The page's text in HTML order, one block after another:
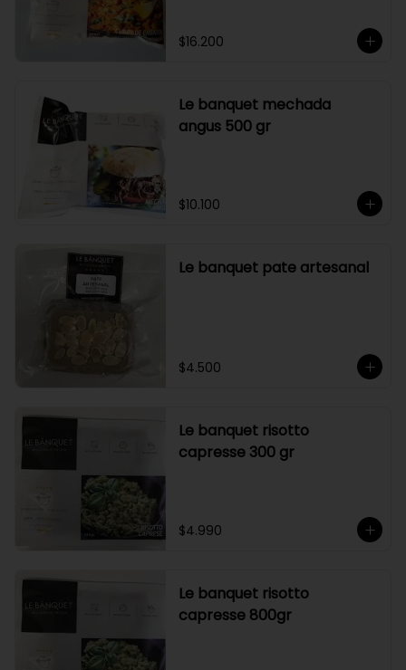
$16.200
Le banquet mechada
angus 500 gr
$10.100
Le banquet pate artesanal
$4.500
Le banquet risotto
capresse 300 gr
$4.990
Le banquet risotto
capresse 800gr